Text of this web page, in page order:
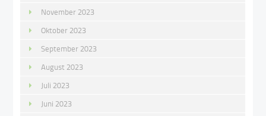
November 2023
Oktober 2023
September 2023
August 2023
Juli 2023
Juni 2023